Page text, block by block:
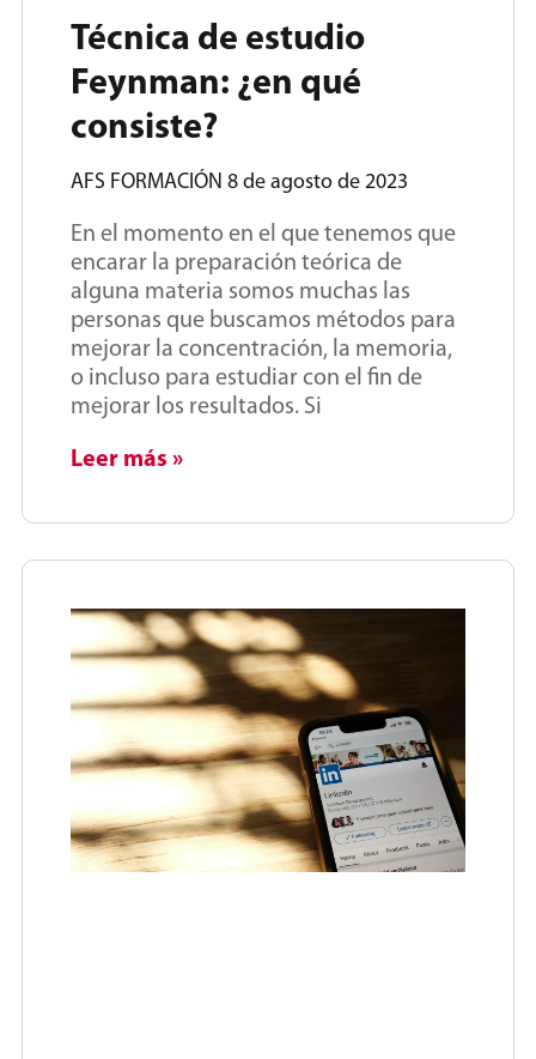
Técnica de estudio
Feynman: ¿en qué
consiste?
AFS FORMACIÓN 8 de agosto de 2023
En el momento en el que tenemos que
encarar la preparación teórica de
alguna materia somos muchas las
personas que buscamos métodos para
mejorar la concentración, la memoria,
o incluso para estudiar con el fin de
mejorar los resultados. Si
Leer más »